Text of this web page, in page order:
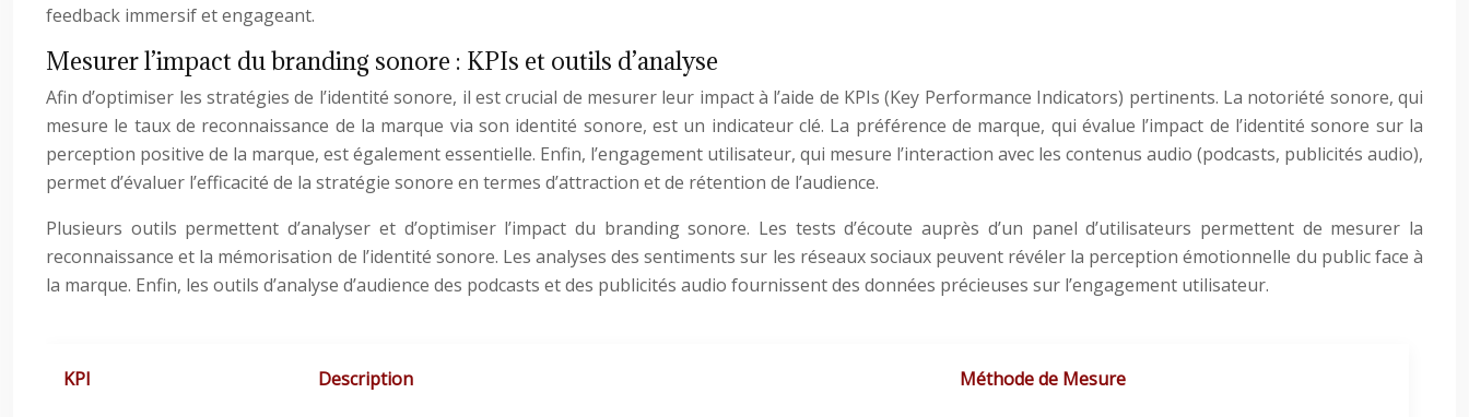
feedback immersif et engageant.
Mesurer l’impact du branding sonore : KPIs et outils d’analyse
Afin d’optimiser les stratégies de l’identité sonore, il est crucial de mesurer leur impact à l’aide de KPIs (Key Performance Indicators) pertinents. La notoriété sonore, qui
mesure le taux de reconnaissance de la marque via son identité sonore, est un indicateur clé. La préférence de marque, qui évalue l’impact de l’identité sonore sur la
perception positive de la marque, est également essentielle. Enfin, l’engagement utilisateur, qui mesure l’interaction avec les contenus audio (podcasts, publicités audio),
permet d’évaluer l’efficacité de la stratégie sonore en termes d’attraction et de rétention de l’audience.
Plusieurs outils permettent d’analyser et d’optimiser l’impact du branding sonore. Les tests d’écoute auprès d’un panel d’utilisateurs permettent de mesurer la
reconnaissance et la mémorisation de l’identité sonore. Les analyses des sentiments sur les réseaux sociaux peuvent révéler la perception émotionnelle du public face à
la marque. Enfin, les outils d’analyse d’audience des podcasts et des publicités audio fournissent des données précieuses sur l’engagement utilisateur.
KPI Description Méthode de Mesure